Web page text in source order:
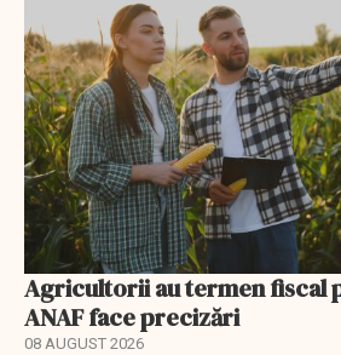
Agricultorii au termen fiscal
ANAF face precizări
08 AUGUST 2026